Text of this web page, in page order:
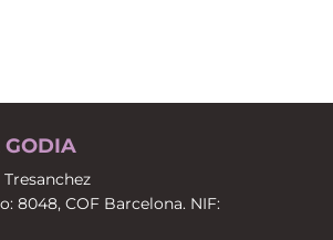
GODIA
Tresanchez
8048, COF Barcelona. NIF: